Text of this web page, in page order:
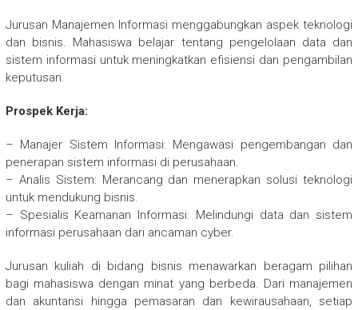
Jurusan Manajemen Informasi menggabungkan aspek teknologi
dan bisnis. Mahasiswa belajar tentang pengelolaan data dan
sistem informasi untuk meningkatkan efisiensi dan pengambilan
keputusan.
Prospek Kerja:
– Manajer Sistem Informasi: Mengawasi pengembangan dan
penerapan sistem informasi di perusahaan.
– Analis Sistem: Merancang dan menerapkan solusi teknologi
untuk mendukung bisnis.
– Spesialis Keamanan Informasi: Melindungi data dan sistem
informasi perusahaan dari ancaman cyber.
Jurusan kuliah di bidang bisnis menawarkan beragam pilihan
bagi mahasiswa dengan minat yang berbeda. Dari manajemen
dan akuntansi hingga pemasaran dan kewirausahaan, setiap